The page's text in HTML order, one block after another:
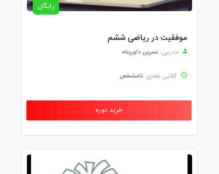
رایگان
موفقیت در ریاضی ششم
مدرس: نسرین داورپناه
کلاس بعدی: نامشخص
خرید دوره